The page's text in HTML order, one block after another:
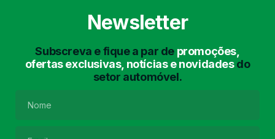
Newsletter
Subscreva e fique a par de promoções,
ofertas exclusivas, notícias e novidadesdo
setor automóvel.
Lavagem de Chassis Matrículas